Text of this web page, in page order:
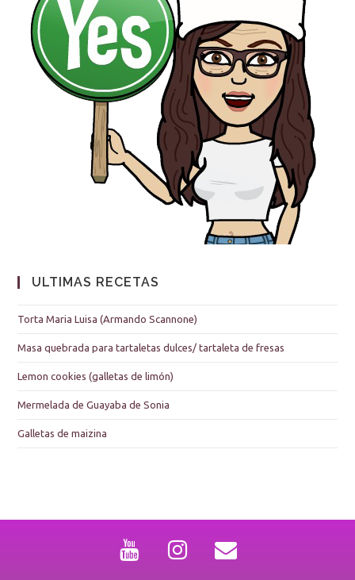
ULTIMAS RECETAS
Torta Maria Luisa (Armando Scannone)
Masa quebrada para tartaletas dulces/ tartaleta de fresas
Lemon cookies (galletas de limón)
Mermelada de Guayaba de Sonia
Galletas de maizina